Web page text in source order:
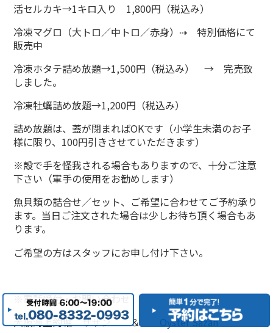
活セルカキ→1キロ入り 1,800円（税込み）
冷凍マグロ（大トロ／中トロ／赤身）⇢ 特別価格にて
販売中
冷凍ホタテ詰め放題→1,500円（税込み） → 完売致
しました。
冷凍牡蠣詰め放題→1,200円（税込み）
詰め放題は、蓋が閉まればOKです（小学生未満のお子
様に限り、100円引きさせていただきます）
※殻で手を怪我される場合もありますので、十分ご注意
下さい（軍手の使用をお勧めします）
魚貝類の詰合せ／セット、ご希望に合わせてご予約承り
ます。当日ご注文された場合は少しお待ち頂く場合もあ
ります。
ご希望の方はスタッフにお申し付け下さい。
※電話受付・お問い合わせ
大阪海上釣堀 サザン ＆ Oyster Sazan